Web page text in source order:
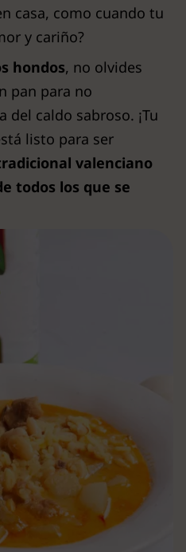
casa, como cuando tu
y cariño?
hondos, no olvides
pan para no
caldo sabroso. ¡Tu
listo para ser
valenciano
todos los que se